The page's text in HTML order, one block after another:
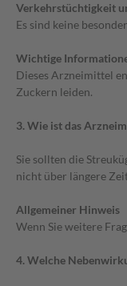
Verkehrstüchtigkeit
Es sind keine
Wichtige
Dieses Arzneimittel
Zuckern leiden.
3. Wie ist das
Sie sollten die
nicht über längere
Allgemeiner Hinweis
Wenn Sie weitere
4. Welche